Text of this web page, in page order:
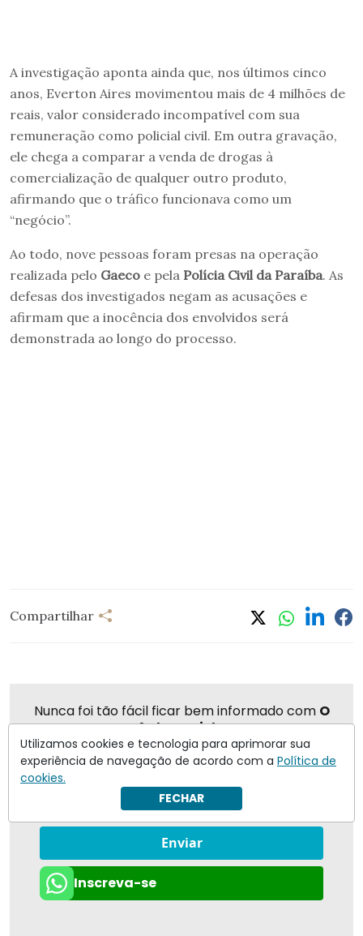
A investigação aponta ainda que, nos últimos cinco
anos, Everton Aires movimentou mais de 4 milhões de
reais, valor considerado incompatível com sua
remuneração como policial civil. Em outra gravação,
ele chega a comparar a venda de drogas à
comercialização de qualquer outro produto,
afirmando que o tráfico funcionava como um
“negócio”.
Ao todo, nove pessoas foram presas na operação
realizada pelo Gaeco e pela Polícia Civil da Paraíba. As
defesas dos investigados negam as acusações e
afirmam que a inocência dos envolvidos será
demonstrada ao longo do processo.
Compartilhar
Nunca foi tão fácil ficar bem informado com O
Antagonista
Eu concordo em receber notificações | Para obter mais
informações reveja nossaPolítica de Privacidade
Enviar
Inscreva-se
Utilizamos cookies e tecnologia para aprimorar sua
experiência de navegação de acordo com a Política de
cookies.
FECHAR